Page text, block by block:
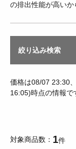
の排出性能が高いか
絞り込み検索
価格は08/07 23:30
16:05)時点の情報で
対象商品数 1件